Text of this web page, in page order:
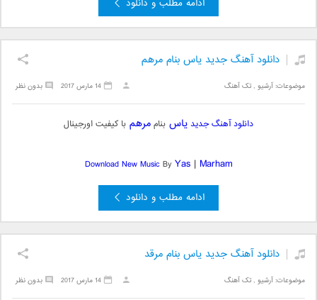
ادامه مطلب و دانلود
دانلود آهنگ جدید یاس بنام مرهم
موضوعات:آرشیو ,تک آهنگ بدون نظر 14 مارس 2017
دانلود آهنگ جدید یاس بناممرهم با کیفیت اورجینال
Download New MusicByYas| Marham
ادامه مطلب و دانلود
دانلود آهنگ جدید یاس بنام مرقد
موضوعات:آرشیو ,تک آهنگ بدون نظر 14 مارس 2017